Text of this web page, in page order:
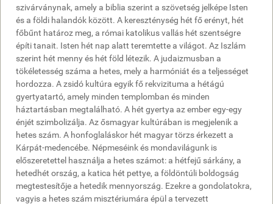
szivárványnak, amely a biblia szerint a szövetség jelképe Isten
és a földi halandók között. A kereszténység hét fő erényt, hét
főbűnt határoz meg, a római katolikus vallás hét szentségre
építi tanait. Isten hét nap alatt teremtette a világot. Az Iszlám
szerint hét menny és hét föld létezik. A judaizmusban a
tökéletesség száma a hetes, mely a harmóniát és a teljességet
hordozza. A zsidó kultúra egyik fő rekvizituma a hétágú
gyertyatartó, amely minden templomban és minden
háztartásban megtalálható. A hét gyertya az ember egy-egy
énjét szimbolizálja. Az ősmagyar kultúrában is megjelenik a
hetes szám. A honfoglaláskor hét magyar törzs érkezett a
Kárpát-medencébe. Népmeséink és mondavilágunk is
előszeretettel használja a hetes számot: a hétfejű sárkány, a
hetedhét ország, a katica hét pettye, a földöntúli boldogság
megtestesítője a hetedik mennyország. Ezekre a gondolatokra,
vagyis a hetes szám misztériumára épül a tervezett